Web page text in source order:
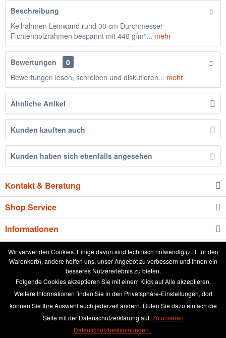
Beschreibung
Keilrahmen Leinwand rund 30 cm Durchmesser
Fichtenholzrahmen bespannt mit 440 g/m²... mehr
Bewertungen
0
Bewertungen lesen, schreiben und diskutieren... mehr
Ähnliche Artikel
Kunden kauften auch
Kunden haben sich ebenfalls angesehen
Kontakt & Beratung
Shop Service
Informationen
Newsletter
* Alle Preise inkl. gesetzl. Mehrwertsteuer zzgl.Versandkosten
und ggf.
Nachnahmegebühren, wenn nicht anders beschrieben
aktuelle Preisliste
Anleitung runde Leinwand wässern
Händler-Login Kundenmeinungen
Wir verwenden Cookies. Einige davon sind technisch notwendig (z.B. für den
Warenkorb), andere helfen uns, unser Angebot zu verbessern und Ihnen ein
besseres Nutzererlebnis zu bieten.
Folgende Cookies akzeptieren Sie mit einem Klick auf Alle akzeptieren.
Weitere Informationen finden Sie in den Privatsphäre-Einstellungen, dort
können Sie Ihre Auswahl auch jederzeit ändern. Rufen Sie dazu einfach die
Seite mit der Datenschutzerklärung auf. Zu unseren
Datenschutzbestimmungen.